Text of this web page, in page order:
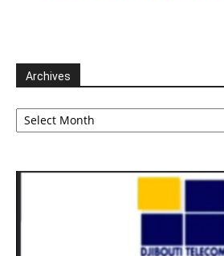
Archives
Archives